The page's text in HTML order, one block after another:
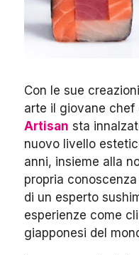
Con le sue
arte il giovane chef
Artisan sta
nuovo livello
anni, insieme alla
propria
di un esperto
esperienze come
giapponesi del